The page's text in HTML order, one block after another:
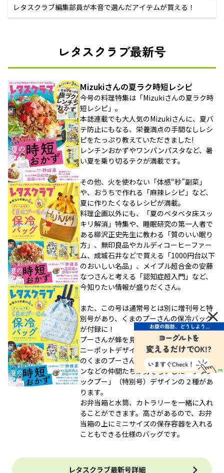
レタスクラブ編集部員が本音で選んだアイテムが買える！
レタスクラブ最新号
Mizukiさんの夏ラク時短レシピ
今号の料理特集は「Mizukiさんの夏ラク時
短レシピ」。
本誌連載でも大人気のMizukiさんに、夏バ
テ防止にもなる、栄養満点の手間なしレシ
ピをたっぷり教えていただきました!
レンチンおかずやワンパンパスタなど、暑
い夏を乗り切るテクが満載です。
その他、火を使わない「体感“秒”副菜」
や、おうちで作れる「麻辣レシピ」など、
夏に作りたくなるレシピが満載。
料理企画以外にも、「夏のベタベタ床スッ
キリ解消」特集や、睡眠研究の第一人者で
ある柳沢正史先生に教わる「質のいい眠り
方」、無印良品やカルディコーヒーファー
ム、成城石井などで買える「1000円台以下
のおいしい名品」、メイプル超合金の安藤
なつさんと考える「認知症超入門」など、
今知りたい情報が盛りだくさん。
また、この号は通常号とは別に増刊号と特
別号があり、くまのプーさんの保冷バッグ
が付録に！
プーさんが蜂を見ている姿がかわいい「ハ
ニーポットデザイン」（増刊号）と、原作
のくまのプーさんやクリストファー・ロビ
ンなどの仲間たちが勢ぞろいした「クラシ
ックプー」（特別号）デザインの２種があ
ります。
お弁当箱と水筒、カトラリーを一緒に入れ
ることができます。高さがあるので、お弁
当箱の上にミニサイズの保存容器を入れる
こともできる仕様のバッグです。
レタスクラブ最新号詳細
×